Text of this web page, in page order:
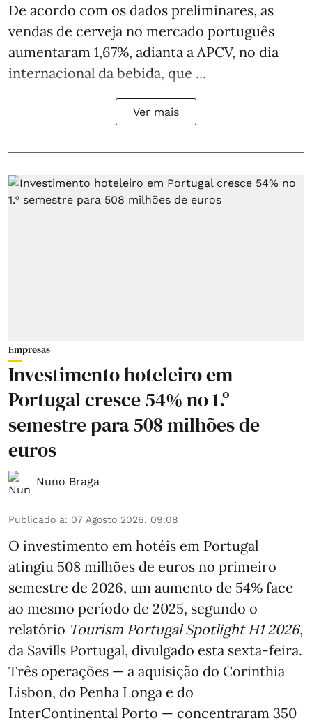
De acordo com os dados preliminares, as
vendas de cerveja no mercado português
aumentaram 1,67%, adianta a APCV, no dia
internacional da bebida, que ...
Ver mais
Empresas
Investimento hoteleiro em
Portugal cresce 54% no 1.º
semestre para 508 milhões de
euros
Nuno Braga
Publicado a: 07 Agosto 2026, 09:08
O investimento em hotéis em Portugal
atingiu 508 milhões de euros no primeiro
semestre de 2026, um aumento de 54% face
ao mesmo período de 2025, segundo o
relatório Tourism Portugal Spotlight H1 2026,
da Savills Portugal, divulgado esta sexta-feira.
Três operações — a aquisição do Corinthia
Lisbon, do Penha Longa e do
InterContinental Porto — concentraram 350